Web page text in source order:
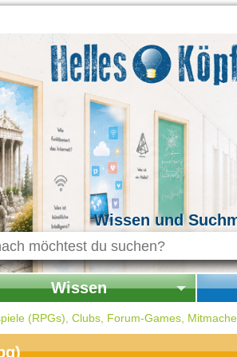
Wissen und
Wissen
Wissen
& Kultur
(RPGs), Clubs, Forum-Games,